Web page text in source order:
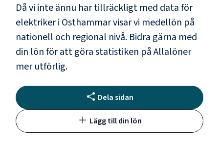
Då vi inte ännu har tillräckligt med data för
elektrikeri Östhammarvisar vi medellön på
nationell och regional nivå. Bidra gärna med
din lön för att göra statistiken på Allalöner
mer utförlig.
Dela sidan
Lägg till din lön